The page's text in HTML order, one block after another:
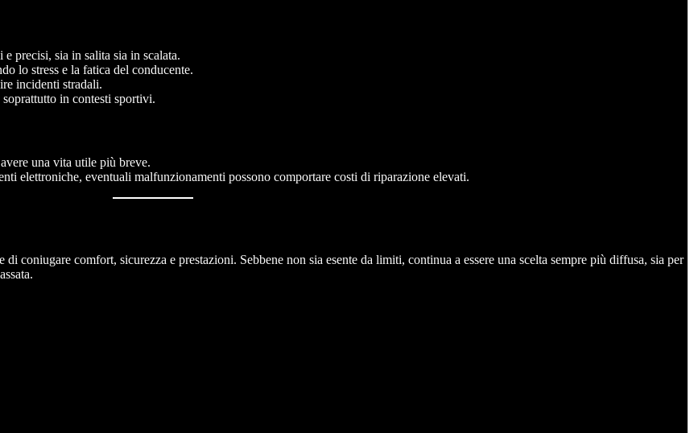
precisi, sia in salita sia in scalata.
lo stress e la fatica del conducente.
incidenti stradali.
in contesti sportivi.
una vita utile più breve.
elettroniche, eventuali malfunzionamenti possono comportare costi di riparazione elevati.
coniugare comfort, sicurezza e prestazioni. Sebbene non sia esente da limiti, continua a essere una scelta sempre più diffusa, sia per